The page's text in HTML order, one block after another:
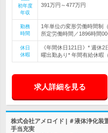
初年度
年収
391万円～477万円
勤務
時間
1年単位の変形労働時間制
所定労働時間／1896時間
休日
休暇
《年間休日121日》* 週休
曜出勤あり* 年間有給休暇
求人詳細を見る
株式会社アメロイド | ＃液体浄化装
手当充実